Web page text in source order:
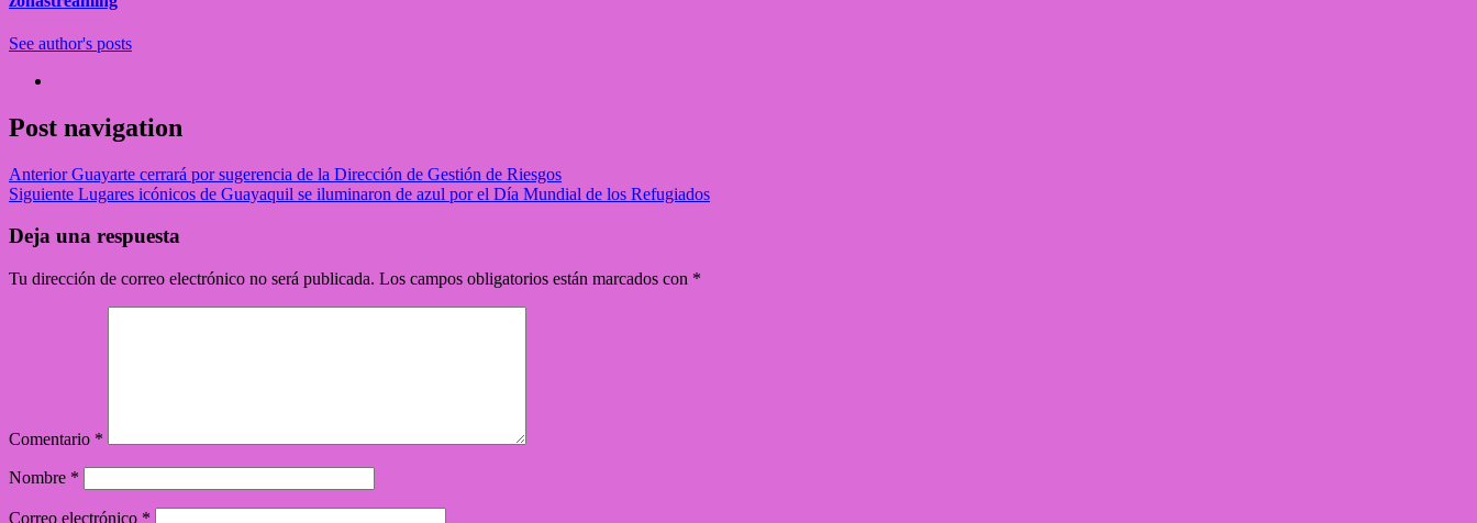
See author's posts
Post navigation
AnteriorGuayarte cerrará por sugerencia de la Dirección de Gestión de Riesgos
Siguiente Lugares icónicos de Guayaquil se iluminaron de azul por el Día Mundial de los Refugiados
Deja una respuesta
Tu dirección de correo electrónico no será publicada. Los campos obligatorios están marcados con *
Comentario *
Nombre *
Correo electrónico *